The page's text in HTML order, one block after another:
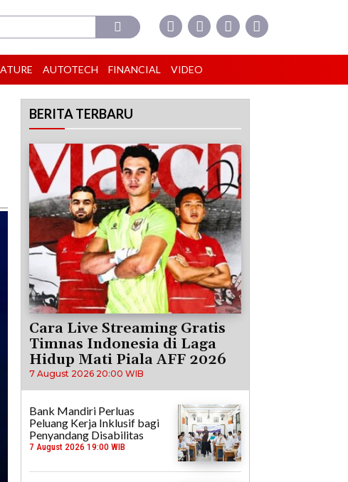
AUTOTECH FINANCIAL VIDEO
BERITA TERBARU
Cara Live Streaming Gratis
Timnas Indonesia di Laga
Hidup Mati Piala AFF 2026
7 August 2026 20:00 WIB
Bank Mandiri Perluas
Peluang Kerja Inklusif bagi
Penyandang Disabilitas
7 August 2026 19:00 WIB